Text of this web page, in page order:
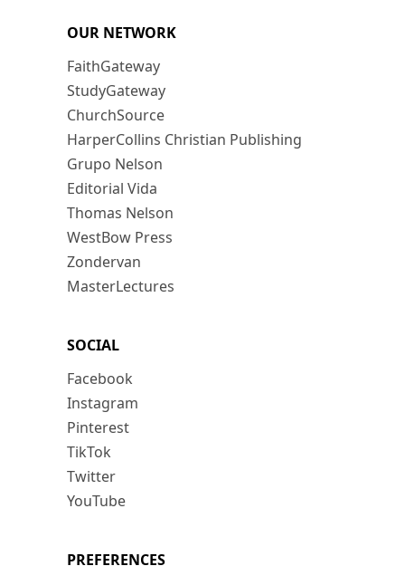
OUR NETWORK
FaithGateway
StudyGateway
ChurchSource
HarperCollins Christian Publishing
Grupo Nelson
Editorial Vida
Thomas Nelson
WestBow Press
Zondervan
MasterLectures
SOCIAL
Facebook
Instagram
Pinterest
TikTok
Twitter
YouTube
PREFERENCES